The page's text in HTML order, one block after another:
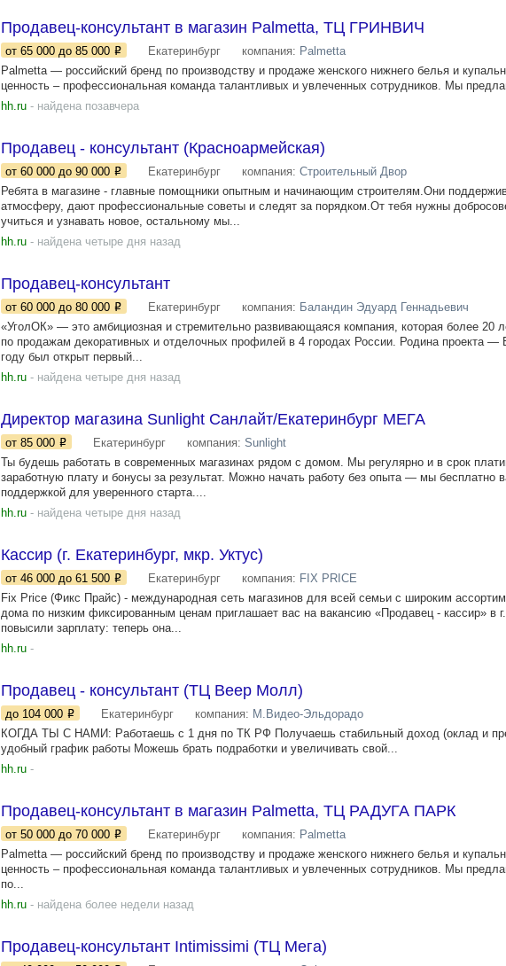
Продавец-консультант в магазин Palmetta, ТЦ ГРИНВИЧ
от 65 000 до 85 000 Екатеринбург компания: Palmetta
Palmetta — российский бренд по производству и продаже женского нижнего белья и
ценность – профессиональная команда талантливых и увлеченных сотрудников. Мы
hh.ru - найдена позавчера
Продавец - консультант (Красноармейская)
от 60 000 до 90 000 Екатеринбург компания: Строительный Двор
Ребята в магазине - главные помощники опытным и начинающим строителям.Они
атмосферу, дают профессиональные советы и следят за порядком.От тебя нужны
учиться и узнавать новое, остальному мы...
hh.ru - найдена четыре дня назад
Продавец-консультант
от 60 000 до 80 000 Екатеринбург компания: Баландин Эдуард Геннадьевич
«УголОК» — это амбициозная и стремительно развивающаяся компания, которая более 20
по продажам декоративных и отделочных профилей в 4 городах России. Родина проекта —
году был открыт первый...
hh.ru - найдена четыре дня назад
Директор магазина Sunlight Санлайт/Екатеринбург МЕГА
от 85 000 Екатеринбург компания: Sunlight
Ты будешь работать в современных магазинах рядом с домом. Мы регулярно и в срок
заработную плату и бонусы за результат. Можно начать работу без опыта — мы бесплатно
поддержкой для уверенного старта....
hh.ru - найдена четыре дня назад
Кассир (г. Екатеринбург, мкр. Уктус)
от 46 000 до 61 500 Екатеринбург компания: FIX PRICE
Fix Price (Фикс Прайс) - международная сеть магазинов для всей семьи с широким
дома по низким фиксированным ценам приглашает вас на вакансию «Продавец - кассир» в
повысили зарплату: теперь она...
hh.ru -
Продавец - консультант (ТЦ Веер Молл)
до 104 000 Екатеринбург компания: М.Видео-Эльдорадо
КОГДА ТЫ С НАМИ: Работаешь с 1 дня по ТК РФ Получаешь стабильный доход (оклад и
удобный график работы Можешь брать подработки и увеличивать свой...
hh.ru -
Продавец-консультант в магазин Palmetta, ТЦ РАДУГА ПАРК
от 50 000 до 70 000 Екатеринбург компания: Palmetta
Palmetta — российский бренд по производству и продаже женского нижнего белья и
ценность – профессиональная команда талантливых и увлеченных сотрудников. Мы
по...
hh.ru - найдена более недели назад
Продавец-консультант Intimissimi (ТЦ Мега)